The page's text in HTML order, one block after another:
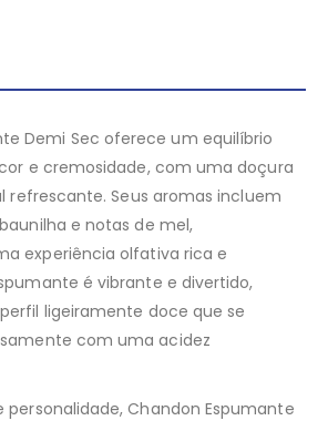
Demi Sec oferece um equilíbrio
e cremosidade, com uma doçura
refrescante. Seus aromas incluem
e notas de mel,
experiência olfativa rica e
é vibrante e divertido,
ligeiramente doce que se
com uma acidez
personalidade, Chandon Espumante